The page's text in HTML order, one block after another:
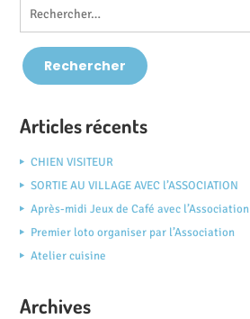
Articles récents
CHIEN VISITEUR
SORTIE AU VILLAGE AVEC l’ASSOCIATION
Après-midi Jeux de Café avec l’Association
Premier loto organiser par l’Association
Atelier cuisine
Archives